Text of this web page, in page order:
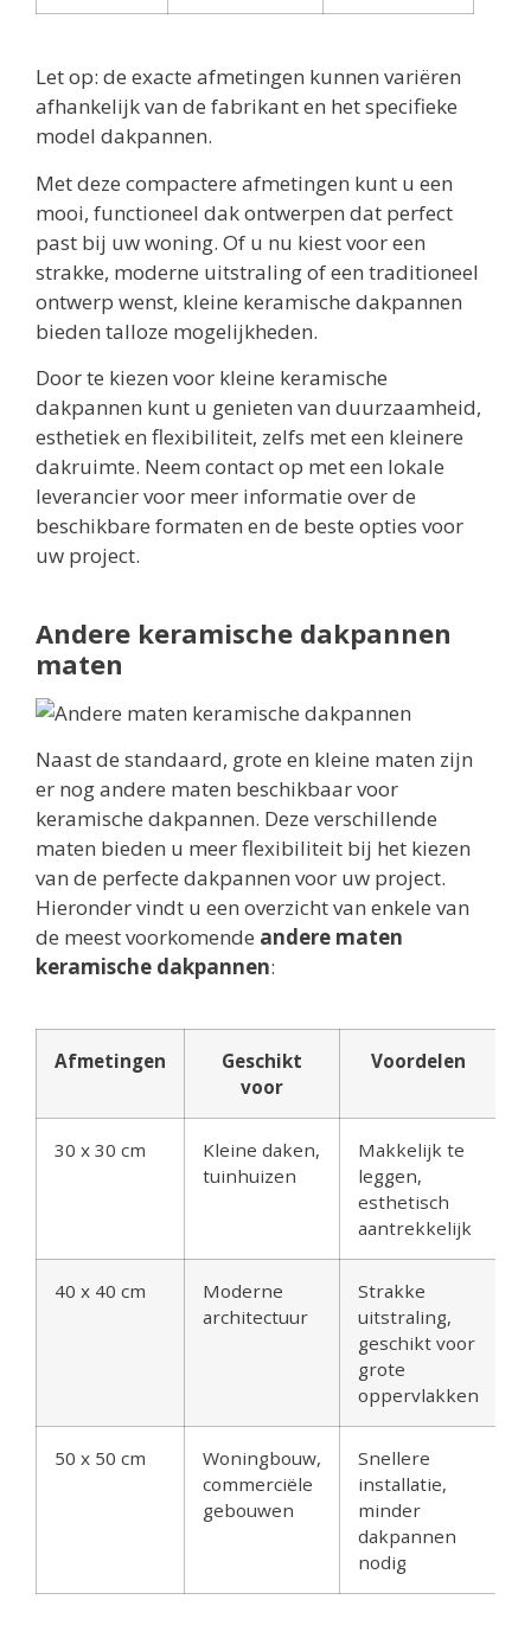
Let op: de exacte afmetingen kunnen variëren
afhankelijk van de fabrikant en het specifieke
model dakpannen.
Met deze compactere afmetingen kunt u een
mooi, functioneel dak ontwerpen dat perfect
past bij uw woning. Of u nu kiest voor een
strakke, moderne uitstraling of een traditioneel
ontwerp wenst, kleine keramische dakpannen
bieden talloze mogelijkheden.
Door te kiezen voor kleine keramische
dakpannen kunt u genieten van duurzaamheid,
esthetiek en flexibiliteit, zelfs met een kleinere
dakruimte. Neem contact op met een lokale
leverancier voor meer informatie over de
beschikbare formaten en de beste opties voor
uw project.
Andere keramische dakpannen
maten
Naast de standaard, grote en kleine maten zijn
er nog andere maten beschikbaar voor
keramische dakpannen. Deze verschillende
maten bieden u meer flexibiliteit bij het kiezen
van de perfecte dakpannen voor uw project.
Hieronder vindt u een overzicht van enkele van
de meest voorkomende andere maten
keramische dakpannen:
Afmetingen
Geschikt
voor
Voordelen
30 x 30 cm
Kleine daken,
tuinhuizen
Makkelijk te
leggen,
esthetisch
aantrekkelijk
40 x 40 cm
Moderne
architectuur
Strakke
uitstraling,
geschikt voor
grote
oppervlakken
50 x 50 cm
Woningbouw,
commerciële
gebouwen
Snellere
installatie,
minder
dakpannen
nodig